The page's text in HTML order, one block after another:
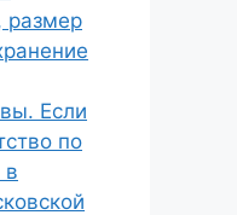
размер
Если
по
в